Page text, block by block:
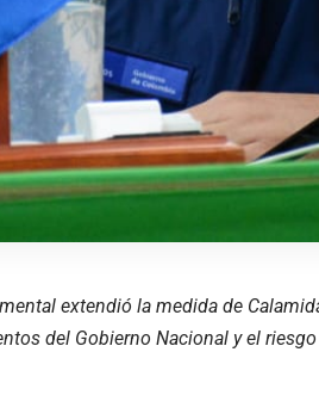
extendió la medida de
del Gobierno Nacional y el